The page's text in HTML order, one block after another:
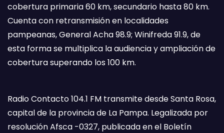
cobertura primaria 60 km, secundario hasta 80 km.
Cuenta con retransmisión en localidades
pampeanas, General Acha 98.9; Winifreda 91.9, de
esta forma se multiplica la audiencia y ampliación de
cobertura superando los 100 km.
Radio Contacto 104.1 FM transmite desde Santa Rosa,
capital de la provincia de La Pampa. Legalizada por
resolución Afsca -0327, publicada en el Boletín